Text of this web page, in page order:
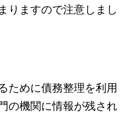
りますので注意しまし
ために債務整理を利用
の機関に情報が残され